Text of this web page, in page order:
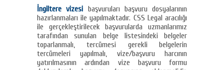
İngiltere vizesi başvuruları başvuru dosyalarının
hazırlanmaları ile yapılmaktadır. CSS Legal aracılığı
ile gerçekleştirilecek başvurularda uzmanlarımız
tarafından sunulan belge listesindeki belgeler
toparlanmalı, tercümesi gerekli belgelerin
tercümeleri yapılmalı, vize/başvuru harcının
yatırılmasının ardından vize başvuru formu